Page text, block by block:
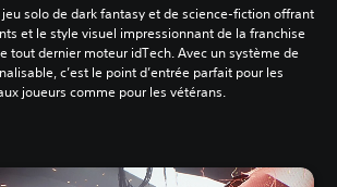
solo de dark fantasy et de science-fiction offrant
et le style visuel impressionnant de la franchise
tout dernier moteur idTech. Avec un système de
c’est le point d’entrée parfait pour les
joueurs comme pour les vétérans.‎